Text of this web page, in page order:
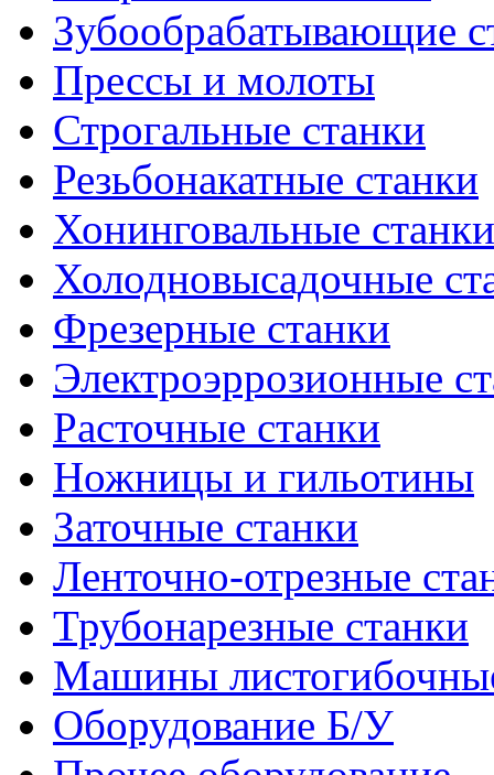
Зубообрабатывающие
Прессы и молоты
Строгальные станки
Резьбонакатные станки
Хонинговальные станки
Холодновысадочные
Фрезерные станки
Электроэррозионные
Расточные станки
Ножницы и гильотины
Заточные станки
Ленточно-отрезные
Трубонарезные станки
Машины
Оборудование Б/У